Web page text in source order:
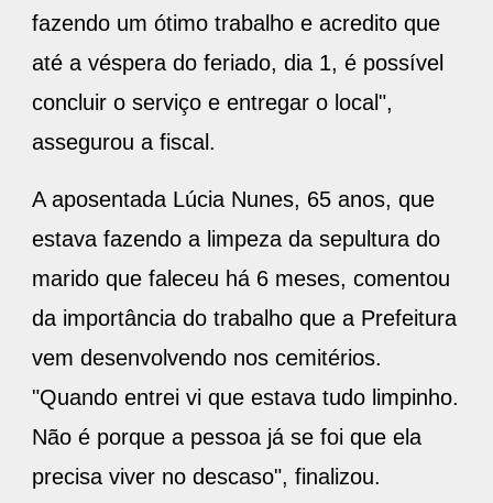
fazendo um ótimo trabalho e acredito que
até a véspera do feriado, dia 1, é possível
concluir o serviço e entregar o local",
assegurou a fiscal.
A aposentada Lúcia Nunes, 65 anos, que
estava fazendo a limpeza da sepultura do
marido que faleceu há 6 meses, comentou
da importância do trabalho que a Prefeitura
vem desenvolvendo nos cemitérios.
"Quando entrei vi que estava tudo limpinho.
Não é porque a pessoa já se foi que ela
precisa viver no descaso", finalizou.